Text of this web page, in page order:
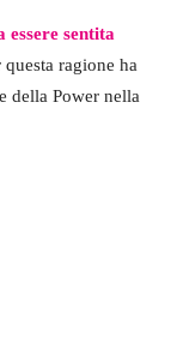
essere sentita
ragione ha
della Power nella